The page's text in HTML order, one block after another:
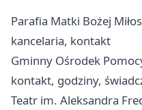
Parafia Matki Bożej
kancelaria, kontakt
Gminny Ośrodek
kontakt, godziny,
Teatr im. Aleksandra